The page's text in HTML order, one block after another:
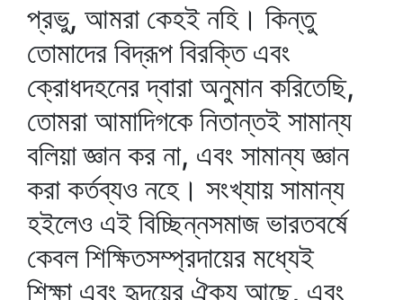
প্রভু, আমরা কেহই নহি। কিন্তু
তোমাদের বিদ্রূপ বিরক্তি এবং
ক্রোধদহনের দ্বারা অনুমান করিতেছি,
তোমরা আমাদিগকে নিতান্তই সামান্য
বলিয়া জ্ঞান কর না, এবং সামান্য জ্ঞান
করা কর্তব্যও নহে। সংখ্যায় সামান্য
হইলেও এই বিচ্ছিন্নসমাজ ভারতবর্ষে
কেবল শিক্ষিতসম্প্রদায়ের মধ্যেই
শিক্ষা এবং হৃদয়ের ঐক্য আছে, এবং